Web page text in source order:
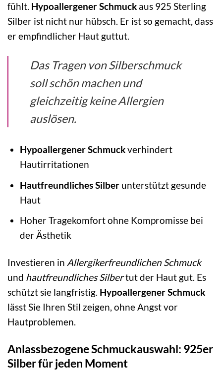
fühlt. Hypoallergener Schmuck aus 925 Sterling
Silber ist nicht nur hübsch. Er ist so gemacht, dass
er empfindlicher Haut guttut.
Das Tragen von Silberschmuck
soll schön machen und
gleichzeitig keine Allergien
auslösen.
Hypoallergener Schmuckverhindert
Hautirritationen
Hautfreundliches Silberunterstützt gesunde
Haut
Hoher Tragekomfort ohne Kompromisse bei
der Ästhetik
Investieren in Allergikerfreundlichen Schmuck
und hautfreundliches Silbertut der Haut gut. Es
schützt sie langfristig. Hypoallergener Schmuck
lässt Sie Ihren Stil zeigen, ohne Angst vor
Hautproblemen.
Anlassbezogene Schmuckauswahl: 925er
Silber für jeden Moment